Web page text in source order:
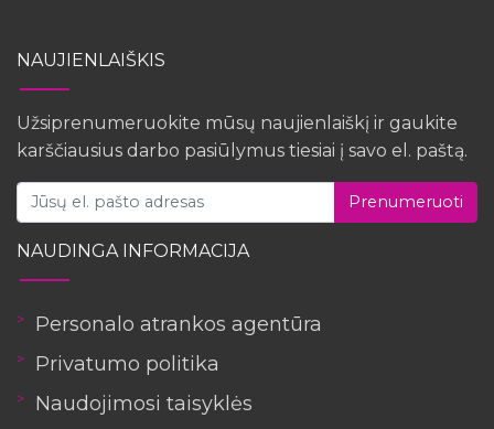
NAUJIENLAIŠKIS
Užsiprenumeruokite mūsų naujienlaiškį ir gaukite
karščiausius darbo pasiūlymus tiesiai į savo el. paštą.
Prenumeruoti
NAUDINGA INFORMACIJA
Personalo atrankos agentūra
Privatumo politika
Naudojimosi taisyklės